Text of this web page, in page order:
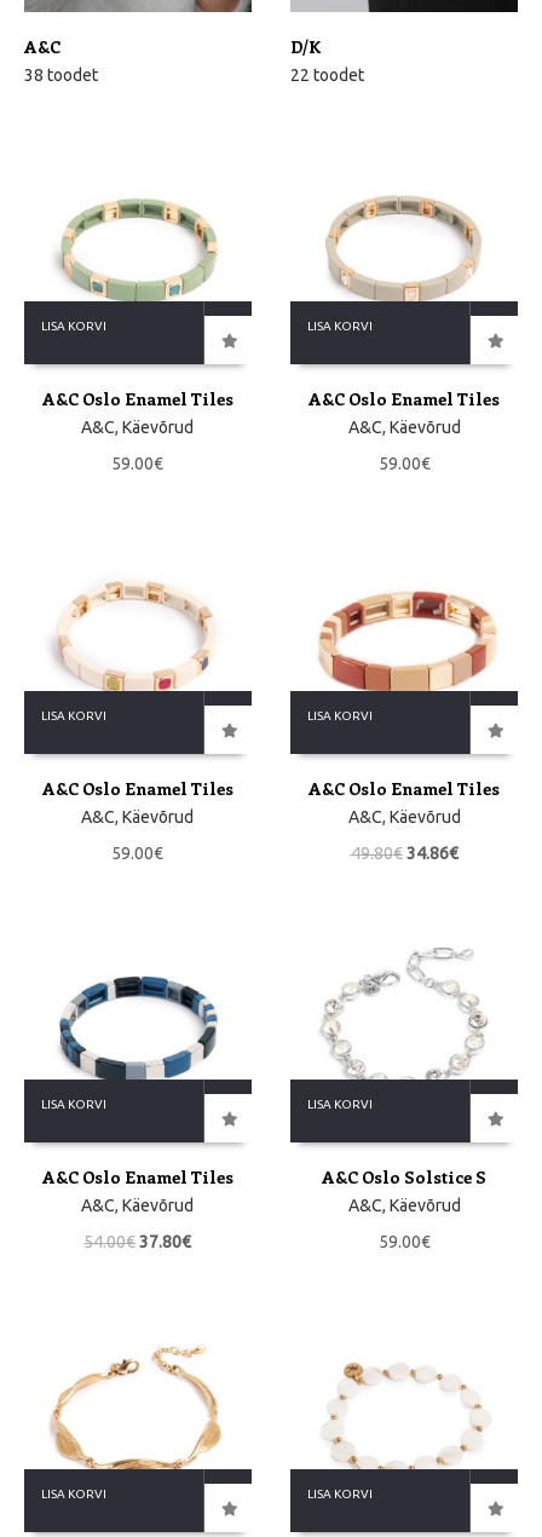
A&C
38 toodet
D/K
22 toodet
LISA KORVI
A&C Oslo Enamel Tiles
A&C,Käevõrud
59.00€
LISA KORVI
A&C Oslo Enamel Tiles
A&C, Käevõrud
59.00€
LISA KORVI
A&C Oslo Enamel Tiles
A&C,Käevõrud
59.00€
LISA KORVI
A&C Oslo Enamel Tiles
A&C, Käevõrud
49.80€ 34.86€
LISA KORVI
A&C Oslo Enamel Tiles
A&C,Käevõrud
54.00€37.80€
LISA KORVI
A&C Oslo Solstice S
A&C, Käevõrud
59.00€
LISA KORVI LISA KORVI